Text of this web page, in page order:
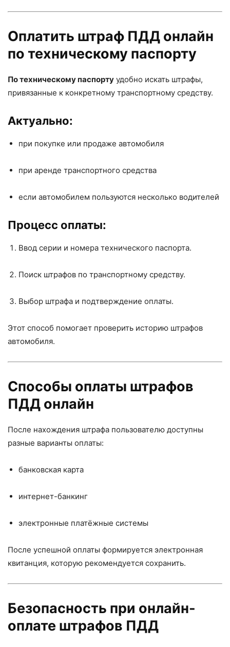
Оплатить штраф ПДД онлайн
по техническому паспорту
По техническому паспорту удобно искать штрафы,
привязанные к конкретному транспортному средству.
Актуально:
при покупке или продаже автомобиля
при аренде транспортного средства
если автомобилем пользуются несколько водителей
Процесс оплаты:
Ввод серии и номера технического паспорта.
Поиск штрафов по транспортному средству.
Выбор штрафа и подтверждение оплаты.
Этот способ помогает проверить историю штрафов
автомобиля.
Способы оплаты штрафов
ПДД онлайн
После нахождения штрафа пользователю доступны
разные варианты оплаты:
банковская карта
интернет-банкинг
электронные платёжные системы
После успешной оплаты формируется электронная
квитанция, которую рекомендуется сохранить.
Безопасность при онлайн-
оплате штрафов ПДД